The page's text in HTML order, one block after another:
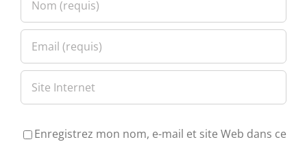
Enregistrez mon nom, e-mail et site Web dans ce